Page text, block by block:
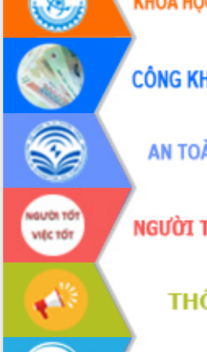
Tháo gỡ những vướng mắc, đẩy mạnh
công tác cải cách thủ tục hành chính
tại Trung tâm Phục vụ hành chính
công tỉnh
Đắk Lắk: Tôn vinh 46 giải pháp tại Hội
thi Sáng tạo Kỹ thuật 2024 - 2025
Đắk Lắk rà soát, điều chỉnh Đề án 190
về phát triển nuôi trồng thủy sản
Phó Chủ tịch UBND tỉnh Đắk Lắk
Trương Công Thái kiểm tra thực địa
Dự án cao tốc Khánh Hòa - Buôn Ma
Thuột
Định vị cà phê Việt Nam như một “di
sản sống” trong dòng chảy toàn cầu
Xây dựng nông thôn mới: Nâng cao đời
sống người dân từ những mô hình thiết
thực
Quyết liệt tháo gỡ vướng mắc, đẩy
nhanh tiến độ các dự án trọng điểm
trong Khu kinh tế Nam Phú Yên